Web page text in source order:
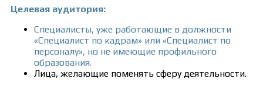
Целевая аудитория:
Специалисты, уже работающие в должности
«Специалист по кадрам» или «Специалист по
персоналу», но не имеющие профильного
образования.
Лица, желающие поменять сферу деятельности.